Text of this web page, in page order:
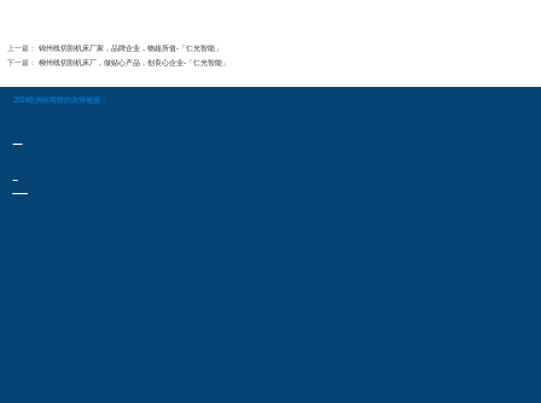
上一篇： 锦州线切割机床厂家，品牌企业，物超所值-「仁光智能」
下一篇： 柳州线切割机床厂，做贴心产品，创良心企业-「仁光智能」
2024欧洲杯网投的友情链接：